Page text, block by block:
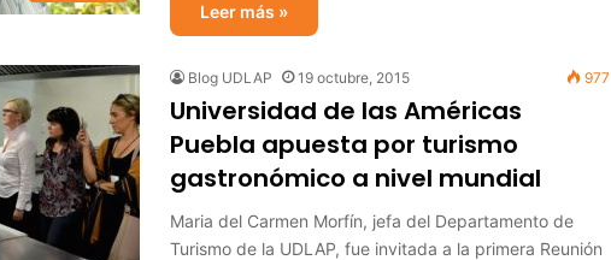
Leer más »
Blog UDLAP 19 octubre, 2015 977
Universidad de las Américas
Puebla apuesta por turismo
gastronómico a nivel mundial
Maria del Carmen Morfín, jefa del Departamento de
Turismo de la UDLAP, fue invitada a la primera Reunión